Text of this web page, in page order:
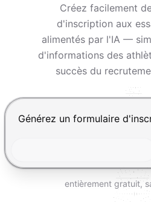
SE CONNECTER
ESSAYER GRATUITEMENT
Créez facilement
d'inscription aux
alimentés par l'IA —
d'informations des
succès du
Appuyez sur Entrée pour
entièrement gratuit,